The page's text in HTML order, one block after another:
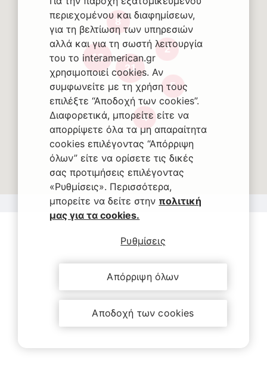
13
21
5
4
8
2
περιεχομένου και διαφημίσεων,
για τη βελτίωση των υπηρεσιών
αλλά και για τη σωστή λειτουργία
του το interamerican.gr
χρησιμοποιεί cookies. Αν
συμφωνείτε με τη χρήση τους
επιλέξτε “Αποδοχή των cookies”.
Διαφορετικά, μπορείτε είτε να
απορρίψετε όλα τα μη απαραίτητα
cookies επιλέγοντας “Απόρριψη
όλων” είτε να ορίσετε τις δικές
σας προτιμήσεις επιλέγοντας
«Ρυθμίσεις». Περισσότερα,
μπορείτε να δείτε στην πολιτική
μας για τα cookies.
Ρυθμίσεις
Απόρριψη όλων
Αποδοχή των cookies